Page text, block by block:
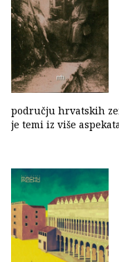
području hrvatskih
je temi iz više